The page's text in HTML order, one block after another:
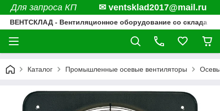
Для запроса КП ✉ ventsklad2017@mail.ru
ВЕНТСКЛАД - Вентиляционное оборудование со склада
Каталог Промышленные осевые вентиляторы